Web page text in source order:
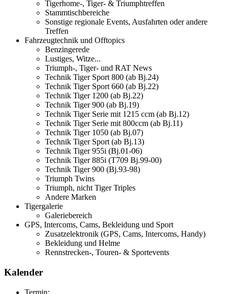
Tigerhome-, Tiger- & Triumphtreffen
Stammtischbereiche
Sonstige regionale Events, Ausfahrten oder andere
Treffen
Fahrzeugtechnik und Offtopics
Benzingerede
Lustiges, Witze...
Triumph-, Tiger- und RAT News
Technik Tiger Sport 800 (ab Bj.24)
Technik Tiger Sport 660 (ab Bj.22)
Technik Tiger 1200 (ab Bj.22)
Technik Tiger 900 (ab Bj.19)
Technik Tiger Serie mit 1215 ccm (ab Bj.12)
Technik Tiger Serie mit 800ccm (ab Bj.11)
Technik Tiger 1050 (ab Bj.07)
Technik Tiger Sport (ab Bj.13)
Technik Tiger 955i (Bj.01-06)
Technik Tiger 885i (T709 Bj.99-00)
Technik Tiger 900 (Bj.93-98)
Triumph Twins
Triumph, nicht Tiger Triples
Andere Marken
Tigergalerie
Galeriebereich
GPS, Intercoms, Cams, Bekleidung und Sport
Zusatzelektronik (GPS, Cams, Intercoms, Handy)
Bekleidung und Helme
Rennstrecken-, Touren- & Sportevents
Kalender
Termin: